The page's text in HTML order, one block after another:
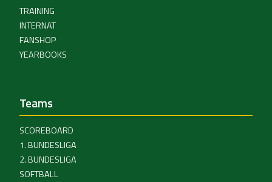
TRAINING
INTERNAT
FANSHOP
YEARBOOKS
Teams
SCOREBOARD
1. BUNDESLIGA
2. BUNDESLIGA
SOFTBALL